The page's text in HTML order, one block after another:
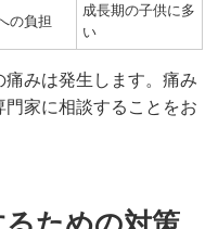
の負担
成長期の子供に多
い
痛みは発生します。痛み
家に相談することをお